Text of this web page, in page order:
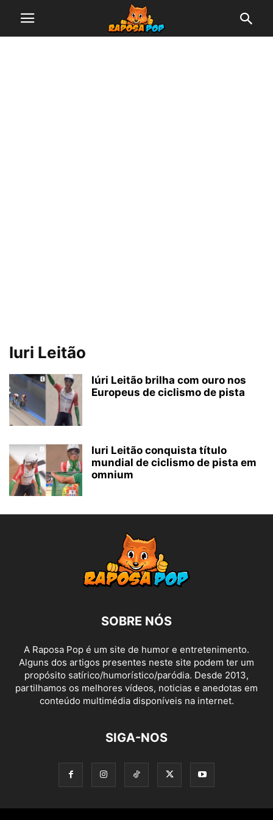
Iuri Leitão
Iúri Leitão brilha com ouro nos
Europeus de ciclismo de pista
Iuri Leitão conquista título
mundial de ciclismo de pista em
omnium
SOBRE NÓS
A Raposa Pop é um site de humor e entretenimento.
Alguns dos artigos presentes neste site podem ter um
propósito satírico/humorístico/paródia. Desde 2013,
partilhamos os melhores vídeos, noticias e anedotas em
conteúdo multimédia disponíveis na internet.
SIGA-NOS